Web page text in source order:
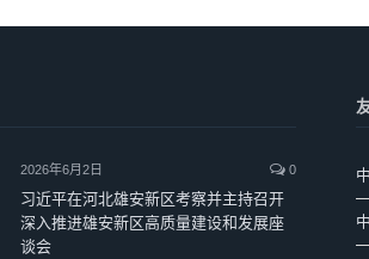
2026年6月2日 0
习近平在河北雄安新区考察并主持召开
深入推进雄安新区高质量建设和发展座
谈会